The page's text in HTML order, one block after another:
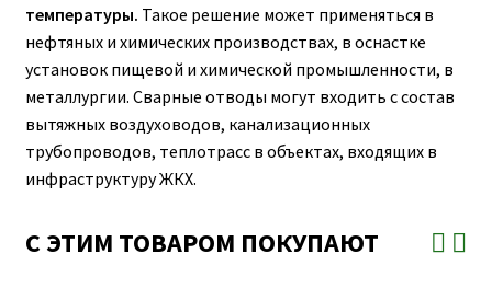
температуры. Такое решение может применяться в
нефтяных и химических производствах, в оснастке
установок пищевой и химической промышленности, в
металлургии. Сварные отводы могут входить с состав
вытяжных воздуховодов, канализационных
трубопроводов, теплотрасс в объектах, входящих в
инфраструктуру ЖКХ.
С ЭТИМ ТОВАРОМ ПОКУПАЮТ